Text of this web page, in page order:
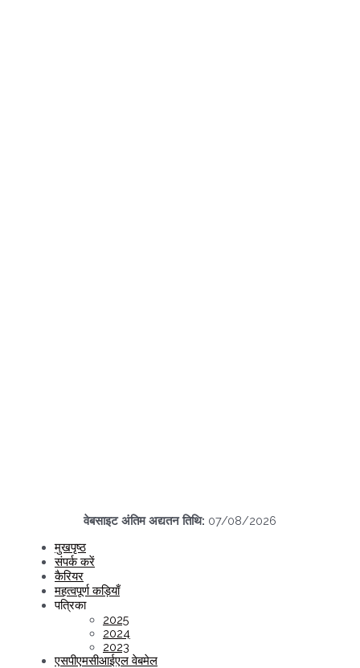
वेबसाइट अंतिम अद्यतन तिथि: 07/08/2026
मुखपृष्ठ
संपर्क करें
कैरियर
महत्वपूर्ण कड़ियाँ
पत्रिका
2025
2024
2023
एसपीएमसीआईएल वेबमेल